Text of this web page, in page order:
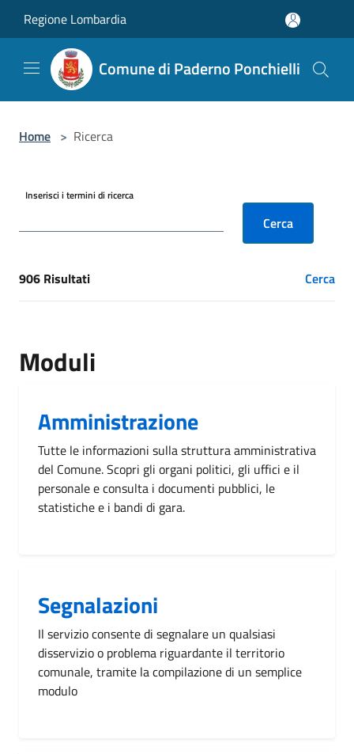
Regione Lombardia
Comune di Paderno Ponchielli
Home > Ricerca
Inserisci i termini di ricerca
Cerca
[results] Risultati
906 Risultati Cerca
Moduli
Amministrazione
Tutte le informazioni sulla struttura amministrativa
del Comune. Scopri gli organi politici, gli uffici e il
personale e consulta i documenti pubblici, le
statistiche e i bandi di gara.
Segnalazioni
Il servizio consente di segnalare un qualsiasi
disservizio o problema riguardante il territorio
comunale, tramite la compilazione di un semplice
modulo